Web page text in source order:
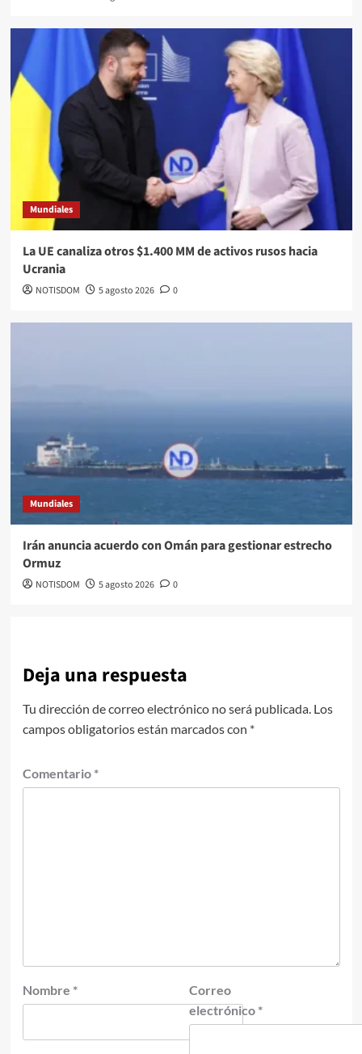
Mundiales
La UE canaliza otros $1.400 MM de activos rusos hacia
Ucrania
NOTISDOM 5 agosto 2026 0
Mundiales
Irán anuncia acuerdo con Omán para gestionar estrecho
Ormuz
NOTISDOM 5 agosto 2026 0
Deja una respuesta
Tu dirección de correo electrónico no será publicada. Los
campos obligatorios están marcados con *
Comentario *
Nombre *
Correo
electrónico *